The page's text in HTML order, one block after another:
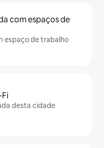
com espaços de
espaço de trabalho
desta cidade